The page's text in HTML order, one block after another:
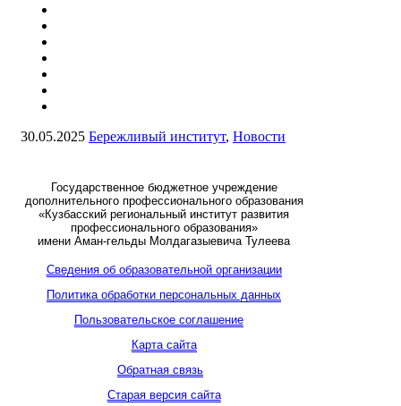
30.05.2025 Бережливый институт, Новости
Государственное бюджетное учреждение
дополнительного профессионального образования
«Кузбасский региональный институт развития
профессионального образования»
имени Аман-гельды Молдагазыевича Тулеева
Сведения об образовательной организации
Политика обработки персональных данных
Пользовательское соглашение
Карта сайта
Обратная связь
Старая версия сайта